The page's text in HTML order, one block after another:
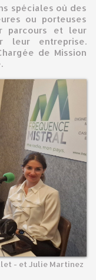
spéciales où des
ou porteuses
parcours et leur
leur entreprise.
de Mission
- et Julie Martinez